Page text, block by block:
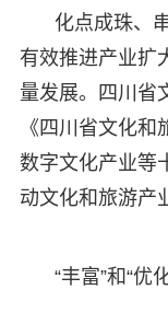
化点成珠、
有效推进产业扩
量发展。四川省
《四川省文化
数字文化产业等
动文化和旅游产
“丰富”和“优